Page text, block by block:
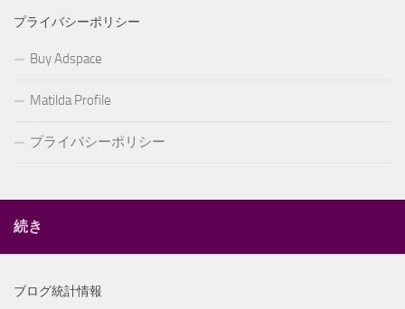
プライバシーポリシー
Buy Adspace
Matilda Profile
プライバシーポリシー
続き
ブログ統計情報